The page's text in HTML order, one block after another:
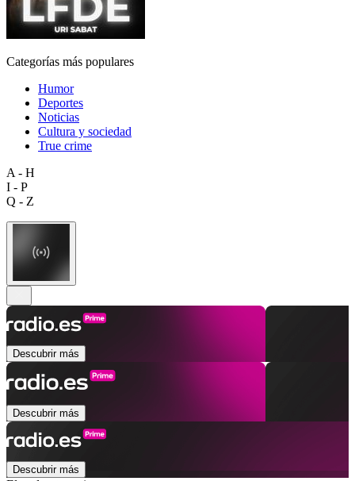
Categorías más populares
Humor
Deportes
Noticias
Cultura y sociedad
True crime
A - H
I - P
Q - Z
Descubrir más
Descubrir más
Descubrir más